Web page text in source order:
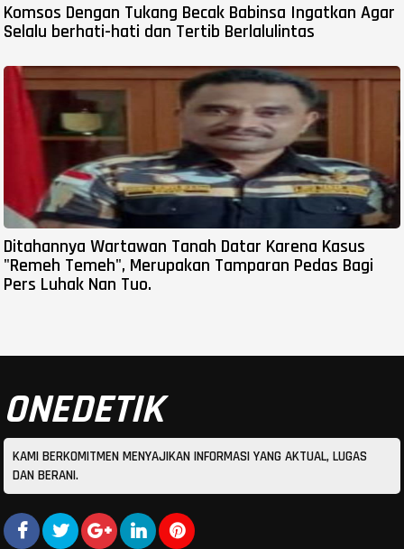
Komsos Dengan Tukang Becak Babinsa Ingatkan Agar
Selalu berhati-hati dan Tertib Berlalulintas
Ditahannya Wartawan Tanah Datar Karena Kasus
"Remeh Temeh", Merupakan Tamparan Pedas Bagi
Pers Luhak Nan Tuo.
ONEDETIK
KAMI BERKOMITMEN MENYAJIKAN INFORMASI YANG AKTUAL, LUGAS
DAN BERANI.